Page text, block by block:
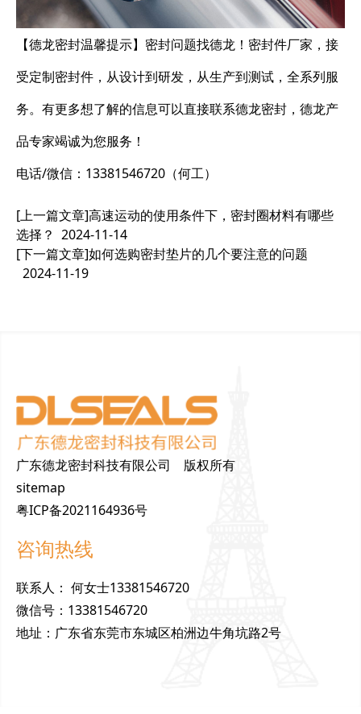
【德龙密封温馨提示】密封问题找德龙！密封件厂家，接
受定制密封件，从设计到研发，从生产到测试，全系列服
务。有更多想了解的信息可以直接联系德龙密封，德龙产
品专家竭诚为您服务！
电话/微信：13381546720（何工）
[上一篇文章]高速运动的使用条件下，密封圈材料有哪些
选择？ 2024-11-14
[下一篇文章]如何选购密封垫片的几个要注意的问题
2024-11-19
广东德龙密封科技有限公司 版权所有
sitemap
粤ICP备2021164936号
咨询热线
联系人 ： 何女士13381546720
微信号 ： 13381546720
地址 ： 广东省东莞市东城区柏洲边牛角坑路2号